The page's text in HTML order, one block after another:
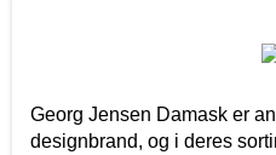
Georg Jensen Damask er
designbrand, og i deres